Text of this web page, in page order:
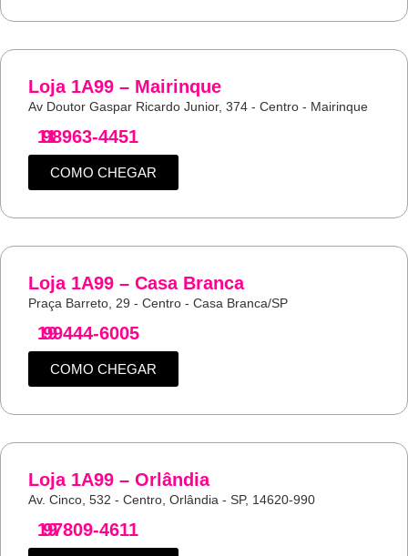
Loja 1A99 – Mairinque
Av Doutor Gaspar Ricardo Junior, 374 - Centro - Mairinque
11
98963-4451
COMO CHEGAR
Loja 1A99 – Casa Branca
Praça Barreto, 29 - Centro - Casa Branca/SP
19
99444-6005
COMO CHEGAR
Loja 1A99 – Orlândia
Av. Cinco, 532 - Centro, Orlândia - SP, 14620-990
19
97809-4611